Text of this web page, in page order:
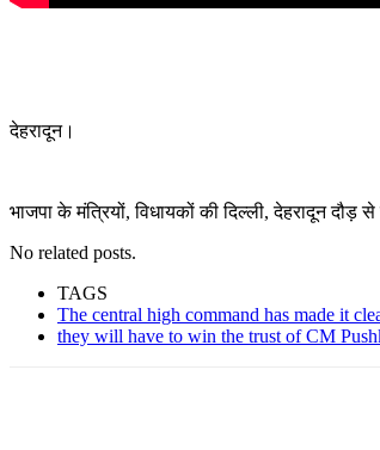
देहरादून।
भाजपा के मंत्रियों, विधायकों की दिल्ली, देहरादून दौड़
No related posts.
TAGS
The central high command has made it
they will have to win the trust of CM